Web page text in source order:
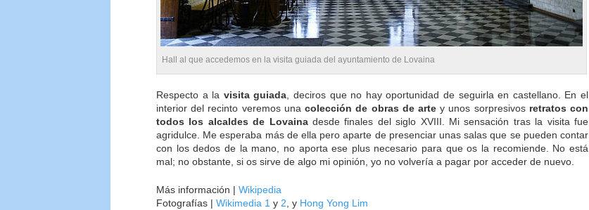
Hall al que accedemos en la visita guiada del ayuntamiento de Lovaina
Respecto a la visita guiada , deciros que no hay oportunidad de seguirla en castellano. En el
interior del recinto veremos unacolección de obras de artey unos sorpresivos retratos con
todos los alcaldes de Lovainadesde finales del siglo XVIII. Mi sensación tras la visita fue
agridulce. Me esperaba más de ella pero aparte de presenciar unas salas que se pueden contar
con los dedos de la mano, no aporta ese plus necesario para que os la recomiende. No está
mal; no obstante, si os sirve de algo mi opinión, yo no volvería a pagar por acceder de nuevo.
Más información | Wikipedia
Fotografías | Wikimedia 1 y 2 , y Hong Yong Lim